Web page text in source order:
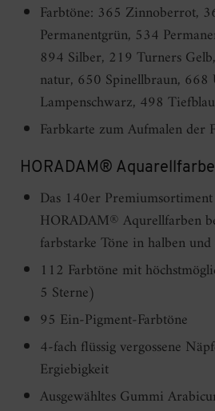
Farbtöne: 365 Zinnoberrot,
Permanentgrün, 534
894 Silber, 219 Turners
natur, 650 Spinellbraun, 668
Lampenschwarz, 498 Tiefblau
Farbkarte zum Aufmalen der
HORADAM®
Das 140er
HORADAM® Aqurellfarben
farbstarke Töne in halben
112 Farbtöne mit
5 Sterne)
95 Ein-Pigment-Farbtöne
4-fach flüssig vergossene
Ergiebigkeit
Ausgewähltes Gummi